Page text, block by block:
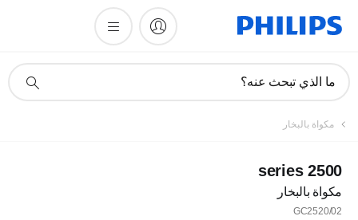
دعم
ما الذي تبحث عنه؟
مكواة بالبخار
2500 series
مكواة بالبخار
GC2520/02